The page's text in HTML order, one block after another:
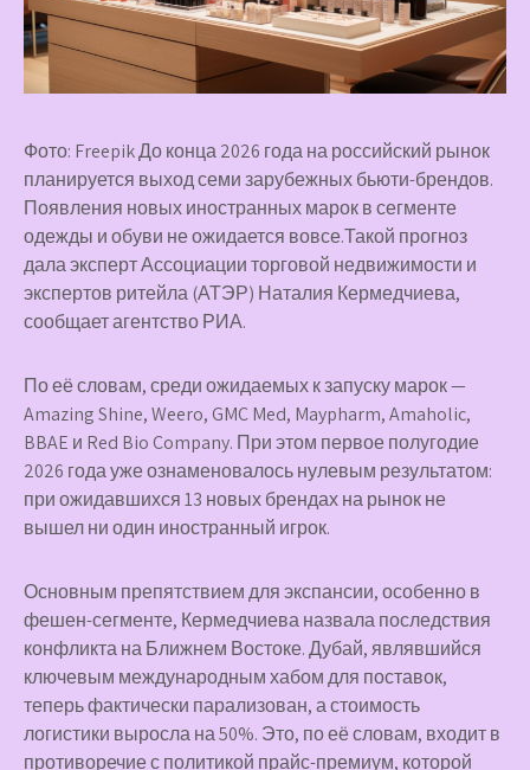
Фото: Freepik До конца 2026 года на российский рынок
планируется выход семи зарубежных бьюти-брендов.
Появления новых иностранных марок в сегменте
одежды и обуви не ожидается вовсе.Такой прогноз
дала эксперт Ассоциации торговой недвижимости и
экспертов ритейла (АТЭР) Наталия Кермедчиева,
сообщает агентство РИА.
По её словам, среди ожидаемых к запуску марок —
Amazing Shine, Weero, GMC Med, Maypharm, Amaholic,
BBAE и Red Bio Company. При этом первое полугодие
2026 года уже ознаменовалось нулевым результатом:
при ожидавшихся 13 новых брендах на рынок не
вышел ни один иностранный игрок.
Основным препятствием для экспансии, особенно в
фешен-сегменте, Кермедчиева назвала последствия
конфликта на Ближнем Востоке. Дубай, являвшийся
ключевым международным хабом для поставок,
теперь фактически парализован, а стоимость
логистики выросла на 50%. Это, по её словам, входит в
противоречие с политикой прайс-премиум, которой